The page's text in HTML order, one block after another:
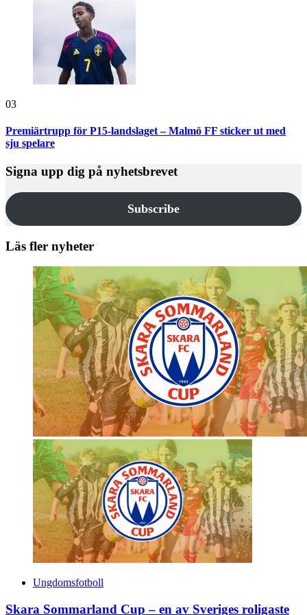
03
Premiärtrupp för P15-landslaget – Malmö FF sticker ut med
sju spelare
Signa upp dig på nyhetsbrevet
Subscribe
Läs fler nyheter
Ungdomsfotboll
Skara Sommarland Cup – en av Sveriges roligaste